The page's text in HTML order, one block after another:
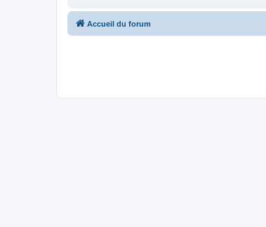
Accueil du forum